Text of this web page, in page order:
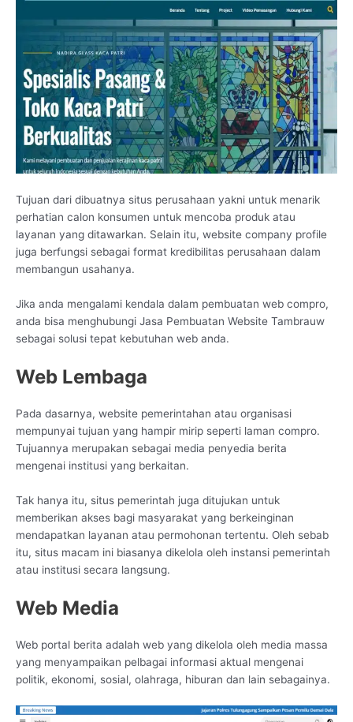
Tujuan dari dibuatnya situs perusahaan yakni untuk menarik
perhatian calon konsumen untuk mencoba produk atau
layanan yang ditawarkan. Selain itu, website company profile
juga berfungsi sebagai format kredibilitas perusahaan dalam
membangun usahanya.
Jika anda mengalami kendala dalam pembuatan web compro,
anda bisa menghubungi Jasa Pembuatan Website Tambrauw
sebagai solusi tepat kebutuhan web anda.
Web Lembaga
Pada dasarnya, website pemerintahan atau organisasi
mempunyai tujuan yang hampir mirip seperti laman compro.
Tujuannya merupakan sebagai media penyedia berita
mengenai institusi yang berkaitan.
Tak hanya itu, situs pemerintah juga ditujukan untuk
memberikan akses bagi masyarakat yang berkeinginan
mendapatkan layanan atau permohonan tertentu. Oleh sebab
itu, situs macam ini biasanya dikelola oleh instansi pemerintah
atau institusi secara langsung.
Web Media
Web portal berita adalah web yang dikelola oleh media massa
yang menyampaikan pelbagai informasi aktual mengenai
politik, ekonomi, sosial, olahraga, hiburan dan lain sebagainya.